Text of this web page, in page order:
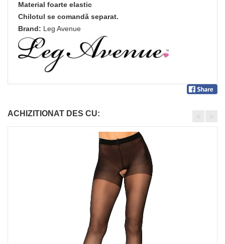
Material foarte elastic
Chilotul se comandă separat.
Brand: Leg Avenue
ACHIZITIONAT DES CU: < >